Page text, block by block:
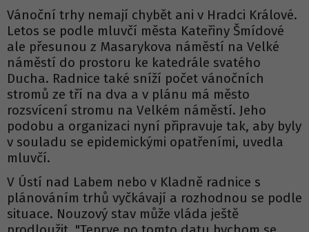
Vánoční trhy nemají chybět ani v Hradci Králové.
Letos se podle mluvčí města Kateřiny Šmídové
ale přesunou z Masarykova náměstí na Velké
náměstí do prostoru ke katedrále svatého
Ducha. Radnice také sníží počet vánočních
stromů ze tří na dva a v plánu má město
rozsvícení stromu na Velkém náměstí. Jeho
podobu a organizaci nyní připravuje tak, aby byly
v souladu se epidemickými opatřeními, uvedla
mluvčí.
V Ústí nad Labem nebo v Kladně radnice s
plánováním trhů vyčkávají a rozhodnou se podle
situace. Nouzový stav může vláda ještě